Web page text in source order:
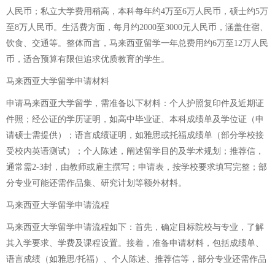
人民币；私立大学费用稍高，本科每年约4万至6万人民币，硕士约5万
至8万人民币。生活费方面，每月约2000至3000元人民币，涵盖住宿、
饮食、交通等。整体而言，马来西亚留学一年总费用约6万至12万人民
币，适合预算有限但追求优质教育的学生。
马来西亚大学留学申请材料
申请马来西亚大学留学，需准备以下材料：个人护照复印件及近期证
件照；经公证的学历证明，如高中毕业证、本科成绩单及学位证（申
请硕士需提供）；语言成绩证明，如雅思或托福成绩单（部分学校接
受校内英语测试）；个人陈述，阐述留学目的及学术规划；推荐信，
通常需2-3封，由教师或雇主撰写；申请表，按学校要求填写完整；部
分专业可能还需作品集、研究计划等额外材料。
马来西亚大学留学申请流程
马来西亚大学留学申请流程如下：首先，确定目标院校与专业，了解
其入学要求、学费及课程设置。接着，准备申请材料，包括成绩单、
语言成绩（如雅思/托福）、个人陈述、推荐信等，部分专业还需作品